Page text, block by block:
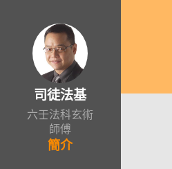
司徒法基
六壬法科玄術
師傅
簡介